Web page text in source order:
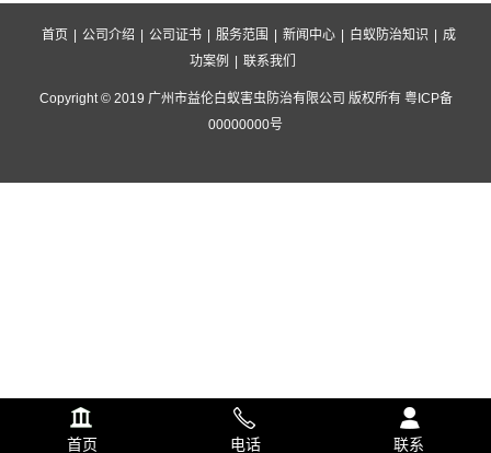
首页 公司介绍 公司证书 服务范围 新闻中心 白蚁防治知识
成
功案例
联系我们
Copyright © 2019 广州市益伦白蚁害虫防治有限公司 版权所有 粤ICP备
00000000号
首页 电话 联系